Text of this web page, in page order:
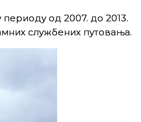
периоду од 2007. до 2013.
службених путовања.